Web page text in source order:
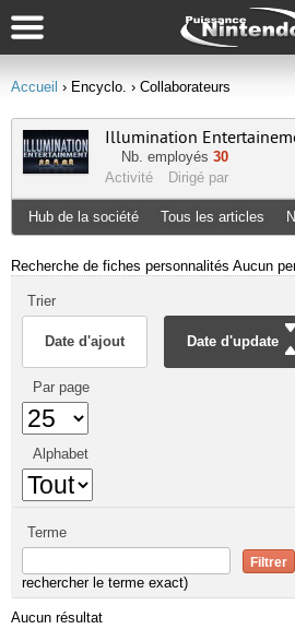
Accueil › Encyclo. › Collaborateurs
Illumination
Nb. employés 30
Activité
Dirigé par
Hub de la société Tous les articles
Recherche de fiches personnalités Aucun
Trier
Date d'ajout Date d'update
Par page
Alphabet
Terme
rechercher le terme exact)
Aucun résultat